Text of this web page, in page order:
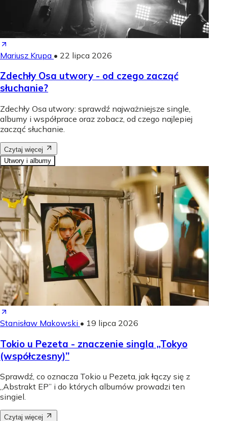
Mariusz Krupa • 22 lipca 2026
Zdechły Osa utwory - od czego zacząć
słuchanie?
Zdechły Osa utwory: sprawdź najważniejsze single,
albumy i współprace oraz zobacz, od czego najlepiej
zacząć słuchanie.
Czytaj więcej
Utwory i albumy
Stanisław Makowski • 19 lipca 2026
Tokio u Pezeta - znaczenie singla „Tokyo
(współczesny)”
Sprawdź, co oznacza Tokio u Pezeta, jak łączy się z
„Abstrakt EP” i do których albumów prowadzi ten
singiel.
Czytaj więcej